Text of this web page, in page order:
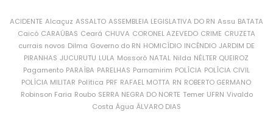
ACIDENTE Alcaçuz ASSALTO ASSEMBLEIA LEGISLATIVA DO RN Assu BATATA
Caicó CARAÚBAS Ceará CHUVA CORONEL AZEVEDO CRIME CRUZETA
currais novos Dilma Governo do RN HOMICÍDIO INCÊNDIO JARDIM DE
PIRANHAS JUCURUTU LULA Mossoró NATAL Nilda NÉLTER QUEIROZ
Pagamento PARAÍBA PARELHAS Parnamirim POLÍCIA POLÍCIA CIVIL
POLÍCIA MILITAR Política PRF RAFAEL MOTTA RN ROBERTO GERMANO
Robinson Faria Roubo SERRA NEGRA DO NORTE Temer UFRN Vivaldo
Costa Água ÁLVARO DIAS